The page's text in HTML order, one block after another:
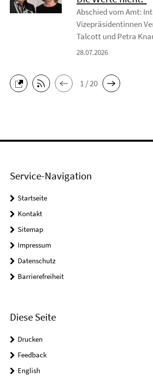
Abschied vom Amt:
Vizepräsidentinnen
Talcott und Petra
28.07.2026
1 / 20
Service-Navigation
Startseite
Kontakt
Sitemap
Impressum
Datenschutz
Barrierefreiheit
Diese Seite
Drucken
Feedback
English